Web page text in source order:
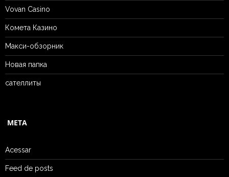
Vovan Casino
Комета Казино
Макси-обзорник
Новая папка
сателлиты
META
Acessar
Feed de posts